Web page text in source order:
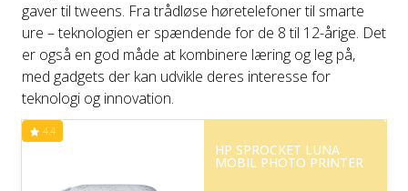
gaver til tweens. Fra trådløse høretelefoner til smarte
ure – teknologien er spændende for de 8 til 12-årige. Det
er også en god måde at kombinere læring og leg på,
med gadgets der kan udvikle deres interesse for
teknologi og innovation.
4.4
HP SPROCKET LUNA
MOBIL PHOTO PRINTER